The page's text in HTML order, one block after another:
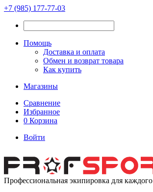
+7 (985) 177-77-03
Помощь
Доставка и оплата
Обмен и возврат товара
Как купить
Магазины
Сравнение
Избранное
0 Корзина
Войти
Профессиональная экипировка для каждого